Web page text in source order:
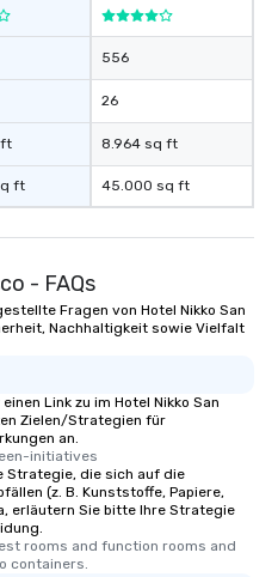
ft
ft
556
26
8.964 sq ft
45.000 sq ft
- FAQs
Fragen von Hotel Nikko San
Nachhaltigkeit sowie Vielfalt
Link zu im Hotel Nikko San
Zielen/Strategien für
an.
initiatives
Strategie, die sich auf die
(z. B. Kunststoffe, Papiere,
erläutern Sie bitte Ihre Strategie
rooms and function rooms and
containers.